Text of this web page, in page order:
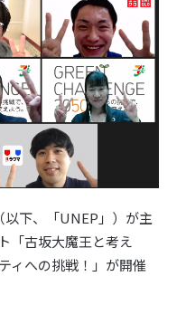
下、「UNEP」）が主
「古坂大魔王と考え
ィへの挑戦！」が開催